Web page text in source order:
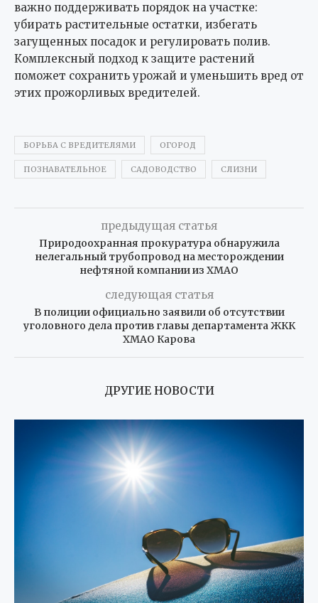
важно поддерживать порядок на участке:
убирать растительные остатки, избегать
загущенных посадок и регулировать полив.
Комплексный подход к защите растений
поможет сохранить урожай и уменьшить вред от
этих прожорливых вредителей.
БОРЬБА С ВРЕДИТЕЛЯМИ ОГОРОД
ПОЗНАВАТЕЛЬНОЕ САДОВОДСТВО СЛИЗНИ
предыдущая статья
Природоохранная прокуратура обнаружила
нелегальный трубопровод на месторождении
нефтяной компании из ХМАО
следующая статья
В полиции официально заявили об отсутствии
уголовного дела против главы департамента ЖКК
ХМАО Карова
ДРУГИЕ НОВОСТИ